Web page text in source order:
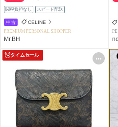
関税負担なし スピード配送
中古 CELINE
PREMIUM PERSONAL SHOPPER
Mr.BH
タイムセール